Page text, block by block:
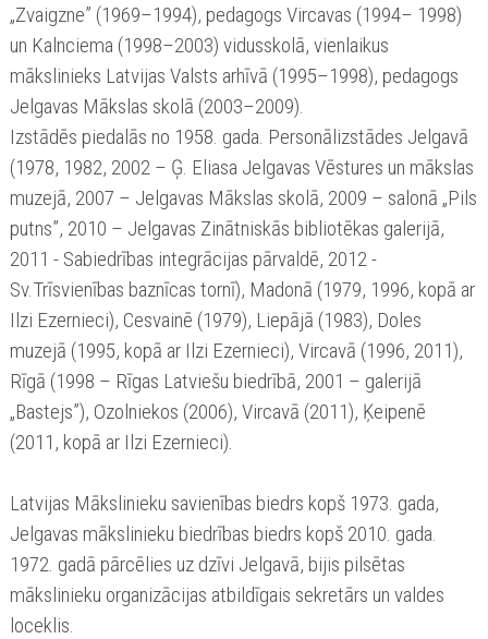
„Zvaigzne” (1969–1994), pedagogs Vircavas (1994– 1998)
un Kalnciema (1998–2003) vidusskolā, vienlaikus
mākslinieks Latvijas Valsts arhīvā (1995–1998), pedagogs
Jelgavas Mākslas skolā (2003–2009).
Izstādēs piedalās no 1958. gada. Personālizstādes Jelgavā
(1978, 1982, 2002 – Ģ. Eliasa Jelgavas Vēstures un mākslas
muzejā, 2007 – Jelgavas Mākslas skolā, 2009 – salonā „Pils
putns”, 2010 – Jelgavas Zinātniskās bibliotēkas galerijā,
2011 - Sabiedrības integrācijas pārvaldē, 2012 -
Sv.Trīsvienības baznīcas tornī), Madonā (1979, 1996, kopā ar
Ilzi Ezernieci), Cesvainē (1979), Liepājā (1983), Doles
muzejā (1995, kopā ar Ilzi Ezernieci), Vircavā (1996, 2011),
Rīgā (1998 – Rīgas Latviešu biedrībā, 2001 – galerijā
„Bastejs”), Ozolniekos (2006), Vircavā (2011), Ķeipenē
(2011, kopā ar Ilzi Ezernieci).
Latvijas Mākslinieku savienības biedrs kopš 1973. gada,
Jelgavas mākslinieku biedrības biedrs kopš 2010. gada.
1972. gadā pārcēlies uz dzīvi Jelgavā, bijis pilsētas
mākslinieku organizācijas atbildīgais sekretārs un valdes
loceklis.